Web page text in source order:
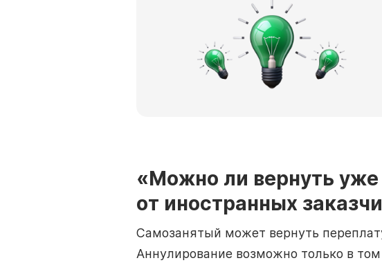
«Можно ли вернуть уже
от иностранных
Самозанятый может вернуть
Аннулирование возможно только в